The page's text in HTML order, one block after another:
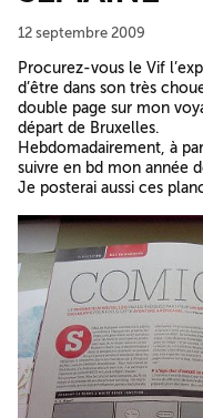
12 septembre 2009
Procurez-vous le Vif
d’être dans son très
double page sur mon
départ de Bruxelles.
Hebdomadairement, à
suivre en bd mon année
Je posterai aussi ces